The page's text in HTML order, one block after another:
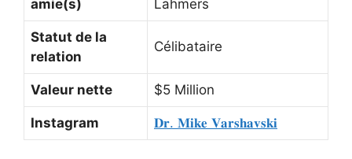
amie(s) Lahmers
Statut de la
relation
Célibataire
Valeur nette $5 Million
Instagram 𝐃𝐫. 𝐌𝐢𝐤𝐞 𝐕𝐚𝐫𝐬𝐡𝐚𝐯𝐬𝐤𝐢